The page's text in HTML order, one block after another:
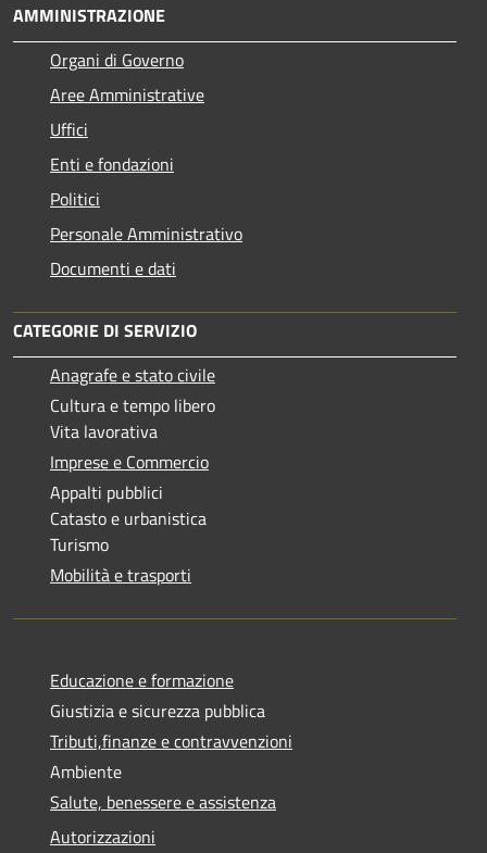
AMMINISTRAZIONE
Organi di Governo
Aree Amministrative
Uffici
Enti e fondazioni
Politici
Personale Amministrativo
Documenti e dati
CATEGORIE DI SERVIZIO
Anagrafe e stato civile
Cultura e tempo libero
Vita lavorativa
Imprese e Commercio
Appalti pubblici
Catasto e urbanistica
Turismo
Mobilità e trasporti
Educazione e formazione
Giustizia e sicurezza pubblica
Tributi,finanze e contravvenzioni
Ambiente
Salute, benessere e assistenza
Autorizzazioni